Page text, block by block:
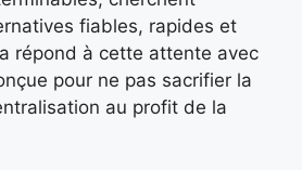
fiables, rapides et
répond à cette attente avec
pour ne pas sacrifier la
au profit de la